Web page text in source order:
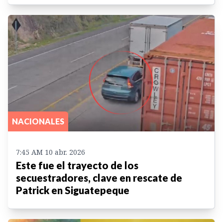
NACIONALES
7:45 AM 10 abr. 2026
Este fue el trayecto de los
secuestradores, clave en rescate de
Patrick en Siguatepeque